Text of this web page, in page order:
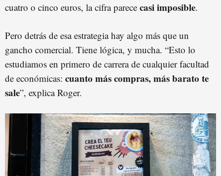
cuatro o cinco euros, la cifra parece casi imposible.
Pero detrás de esa estrategia hay algo más que un
gancho comercial. Tiene lógica, y mucha. “Esto lo
estudiamos en primero de carrera de cualquier facultad
de económicas: cuanto más compras, más barato te
sale”, explica Roger.